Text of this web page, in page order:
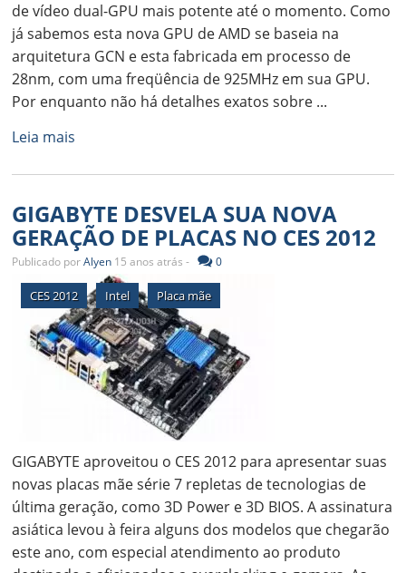
de vídeo dual-GPU mais potente até o momento. Como
já sabemos esta nova GPU de AMD se baseia na
arquitetura GCN e esta fabricada em processo de
28nm, com uma freqüência de 925MHz em sua GPU.
Por enquanto não há detalhes exatos sobre ...
Leia mais
GIGABYTE DESVELA SUA NOVA
GERAÇÃO DE PLACAS NO CES 2012
Publicado porAlyen 15 anos atrás - 0
CES 2012 Intel Placa mãe
GIGABYTE aproveitou o CES 2012 para apresentar suas
novas placas mãe série 7 repletas de tecnologias de
última geração, como 3D Power e 3D BIOS. A assinatura
asiática levou à feira alguns dos modelos que chegarão
este ano, com especial atendimento ao produto